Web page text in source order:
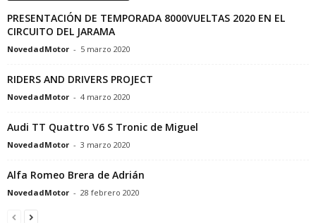
PRESENTACIÓN DE TEMPORADA 8000VUELTAS 2020 EN EL
CIRCUITO DEL JARAMA
NovedadMotor - 5 marzo 2020
RIDERS AND DRIVERS PROJECT
NovedadMotor - 4 marzo 2020
Audi TT Quattro V6 S Tronic de Miguel
NovedadMotor - 3 marzo 2020
Alfa Romeo Brera de Adrián
NovedadMotor - 28 febrero 2020